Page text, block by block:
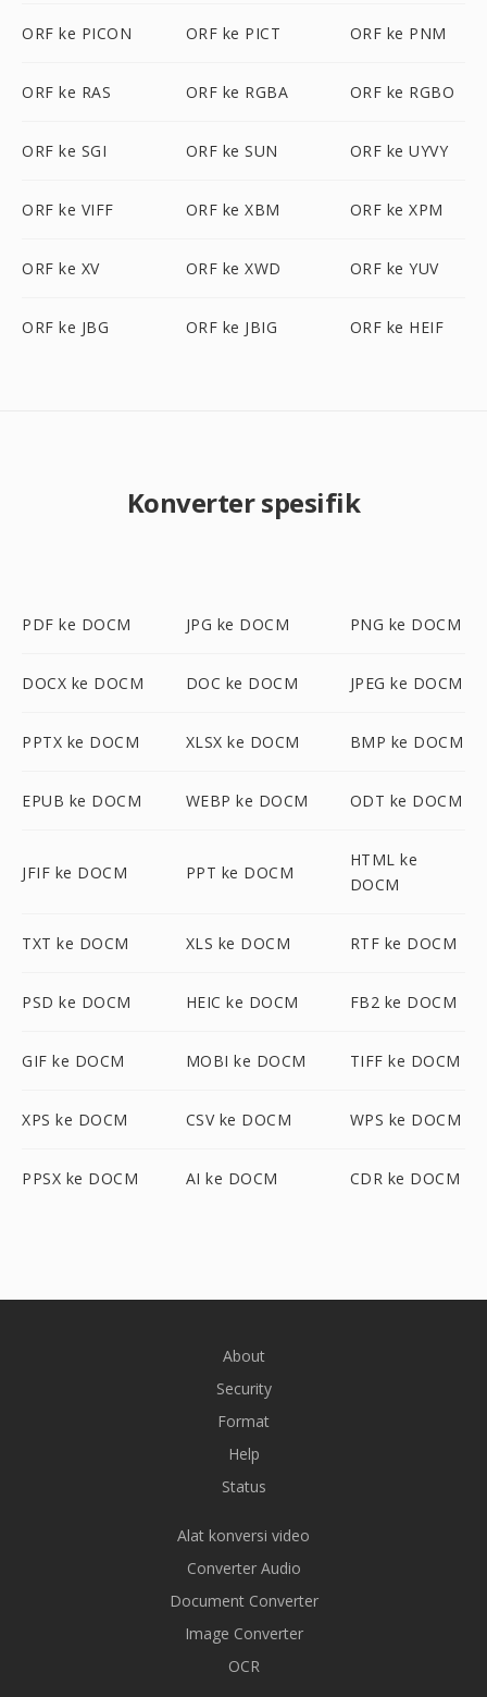
ORF ke PICON ORF ke PICT ORF ke PNM
ORF ke RAS ORF ke RGBA ORF ke RGBO
ORF ke SGI ORF ke SUN ORF ke UYVY
ORF ke VIFF ORF ke XBM ORF ke XPM
ORF ke XV ORF ke XWD ORF ke YUV
ORF ke JBG ORF ke JBIG ORF ke HEIF
Konverter spesifik
PDF ke DOCM JPG ke DOCM PNG ke DOCM
DOCX ke DOCM DOC ke DOCM JPEG ke DOCM
PPTX ke DOCM XLSX ke DOCM BMP ke DOCM
EPUB ke DOCM WEBP ke DOCM ODT ke DOCM
JFIF ke DOCM PPT ke DOCM
HTML ke
DOCM
TXT ke DOCM XLS ke DOCM RTF ke DOCM
PSD ke DOCM HEIC ke DOCM FB2 ke DOCM
GIF ke DOCM MOBI ke DOCM TIFF ke DOCM
XPS ke DOCM CSV ke DOCM WPS ke DOCM
PPSX ke DOCM AI ke DOCM CDR ke DOCM
About
Security
Format
Help
Status
Alat konversi video
Converter Audio
Document Converter
Image Converter
OCR